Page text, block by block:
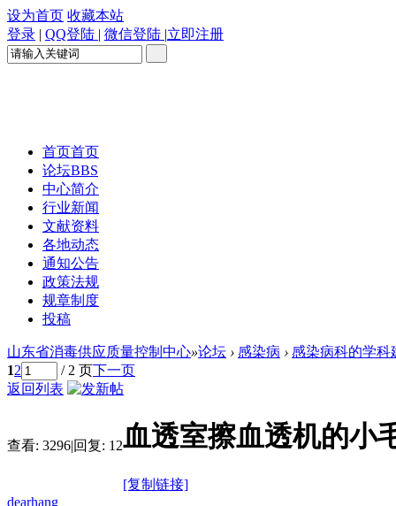
设为首页 收藏本站
登录 | QQ登陆 | 微信登陆 |立即注册
首页首页
论坛BBS
中心简介
行业新闻
文献资料
各地动态
通知公告
政策法规
规章制度
投稿
山东省消毒供应质量控制中心»论坛 › 感染病 › 感染病科的学科
12 / 2 页下一页
返回列表
查看: 3296|回复: 12血透室擦血透机的小
[复制链接]
dearhang